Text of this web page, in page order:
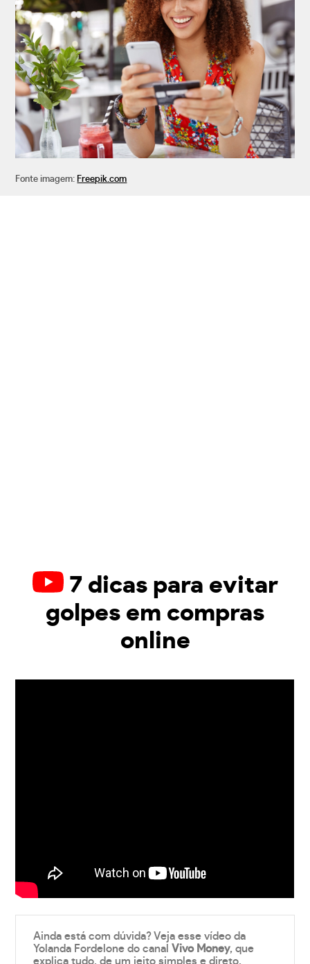
Fonte imagem: Freepik.com
7 dicas para evitar
golpes em compras
online
Ainda está com dúvida? Veja esse vídeo da
Yolanda Fordelone do canalVivo Money, que
explica tudo, de um jeito simples e direto.